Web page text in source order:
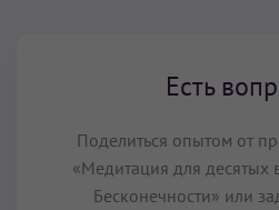
Есть
Поделиться опытом от
«Медитация для десятых
Бесконечности» или